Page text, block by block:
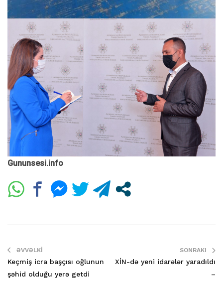
Gununsesi.info
ƏVVƏLKI
Keçmiş icra başçısı oğlunun
şəhid olduğu yerə getdi
SONRAKI
XİN-də yeni idarələr yaradıldı
–